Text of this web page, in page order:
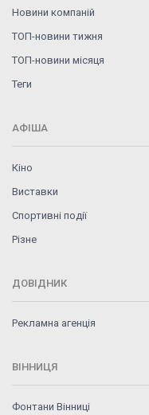
Новини компаній
ТОП-новини тижня
ТОП-новини місяця
Теги
АФІША
Кіно
Виставки
Спортивні події
Різне
ДОВІДНИК
Рекламна агенція
ВІННИЦЯ
Фонтани Вінниці